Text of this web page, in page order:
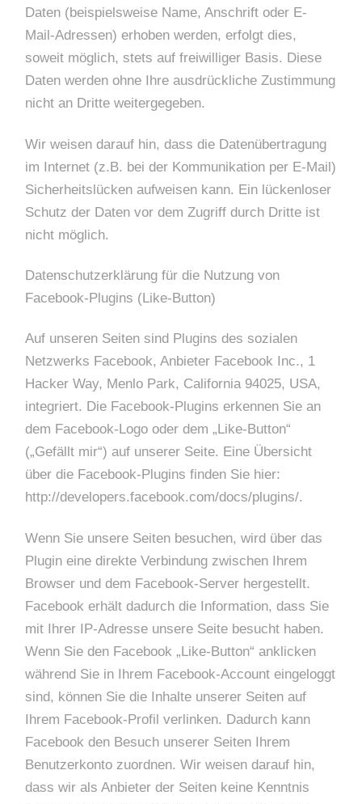
Daten (beispielsweise Name, Anschrift oder E-
Mail-Adressen) erhoben werden, erfolgt dies,
soweit möglich, stets auf freiwilliger Basis. Diese
Daten werden ohne Ihre ausdrückliche Zustimmung
nicht an Dritte weitergegeben.
Wir weisen darauf hin, dass die Datenübertragung
im Internet (z.B. bei der Kommunikation per E-Mail)
Sicherheitslücken aufweisen kann. Ein lückenloser
Schutz der Daten vor dem Zugriff durch Dritte ist
nicht möglich.
Datenschutzerklärung für die Nutzung von
Facebook-Plugins (Like-Button)
Auf unseren Seiten sind Plugins des sozialen
Netzwerks Facebook, Anbieter Facebook Inc., 1
Hacker Way, Menlo Park, California 94025, USA,
integriert. Die Facebook-Plugins erkennen Sie an
dem Facebook-Logo oder dem „Like-Button“
(„Gefällt mir“) auf unserer Seite. Eine Übersicht
über die Facebook-Plugins finden Sie hier:
http://developers.facebook.com/docs/plugins/.
Wenn Sie unsere Seiten besuchen, wird über das
Plugin eine direkte Verbindung zwischen Ihrem
Browser und dem Facebook-Server hergestellt.
Facebook erhält dadurch die Information, dass Sie
mit Ihrer IP-Adresse unsere Seite besucht haben.
Wenn Sie den Facebook „Like-Button“ anklicken
während Sie in Ihrem Facebook-Account eingeloggt
sind, können Sie die Inhalte unserer Seiten auf
Ihrem Facebook-Profil verlinken. Dadurch kann
Facebook den Besuch unserer Seiten Ihrem
Benutzerkonto zuordnen. Wir weisen darauf hin,
dass wir als Anbieter der Seiten keine Kenntnis